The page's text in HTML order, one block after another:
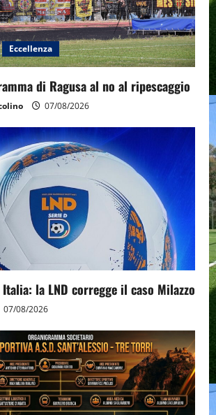
Eccellenza
di Ragusa al no al ripescaggio
07/08/2026
Italia: la LND corregge il caso Milazzo
07/08/2026